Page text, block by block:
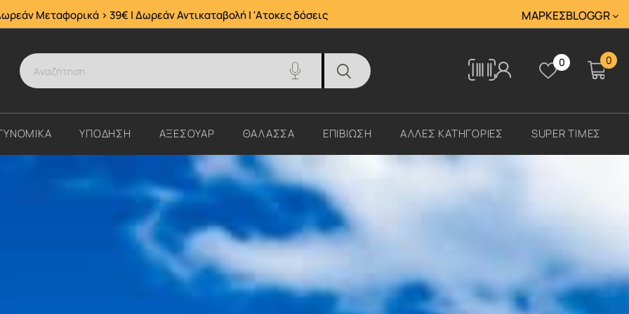
Μεταφορικά > 39€ | Δωρεάν Αντικαταβολή | 'Ατοκες δόσειςTracking ΜΆΡΚΕΣBLOGGR
Tracking 0 0
ΥΠΟΔΗΣΗ ΑΞΕΣΟΥΑΡ ΘΑΛΑΣΣΑ ΕΠΙΒΙΩΣΗ ΑΛΛΕΣ ΚΑΤΗΓΟΡΙΕΣ SUPER ΤΙΜΕΣ